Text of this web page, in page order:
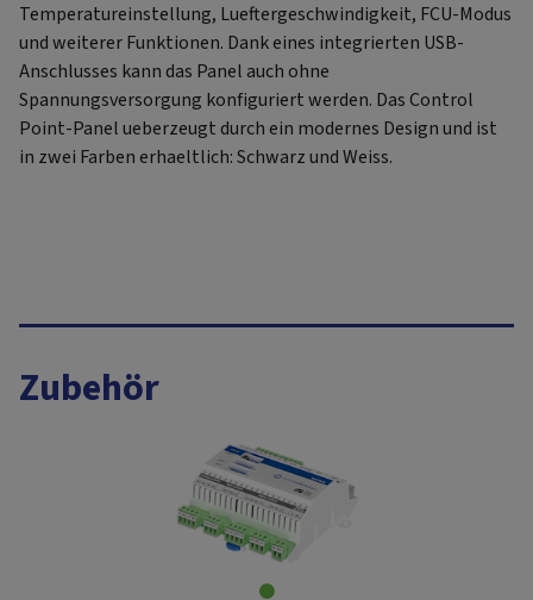
Temperatureinstellung, Lueftergeschwindigkeit, FCU-Modus
und weiterer Funktionen. Dank eines integrierten USB-
Anschlusses kann das Panel auch ohne
Spannungsversorgung konfiguriert werden. Das Control
Point-Panel ueberzeugt durch ein modernes Design und ist
in zwei Farben erhaeltlich: Schwarz und Weiss.
Zubehör